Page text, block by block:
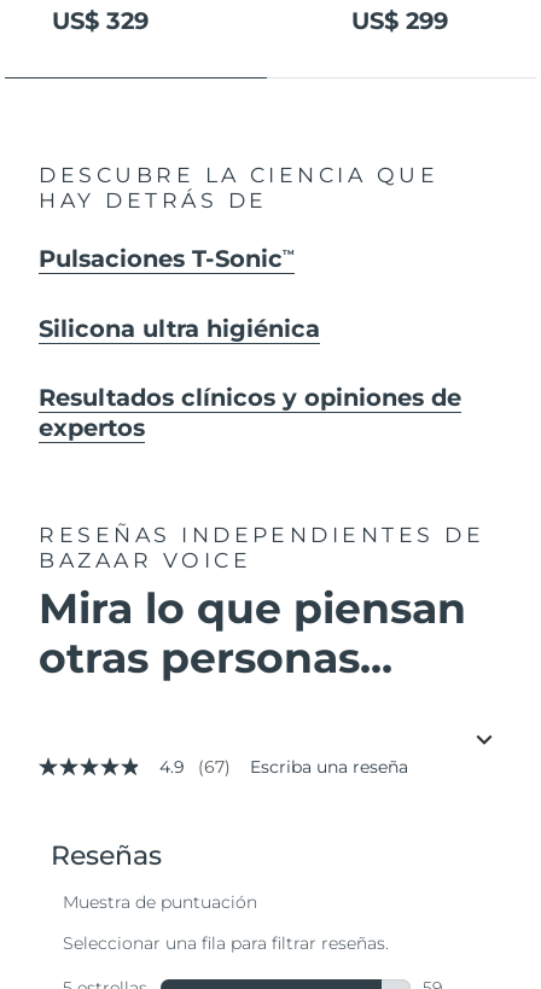
US$ 329 US$ 299
DESCUBRE LA CIENCIA QUE
HAY DETRÁS DE
Pulsaciones T-SonicTM
Silicona ultra higiénica
Resultados clínicos y opiniones de
expertos
RESEÑAS INDEPENDIENTES
DE
BAZAAR VOICE
Mira lo que piensan
otras personas...
4.9
valor
medio
valoración.
4.9 (67) Escriba una reseña